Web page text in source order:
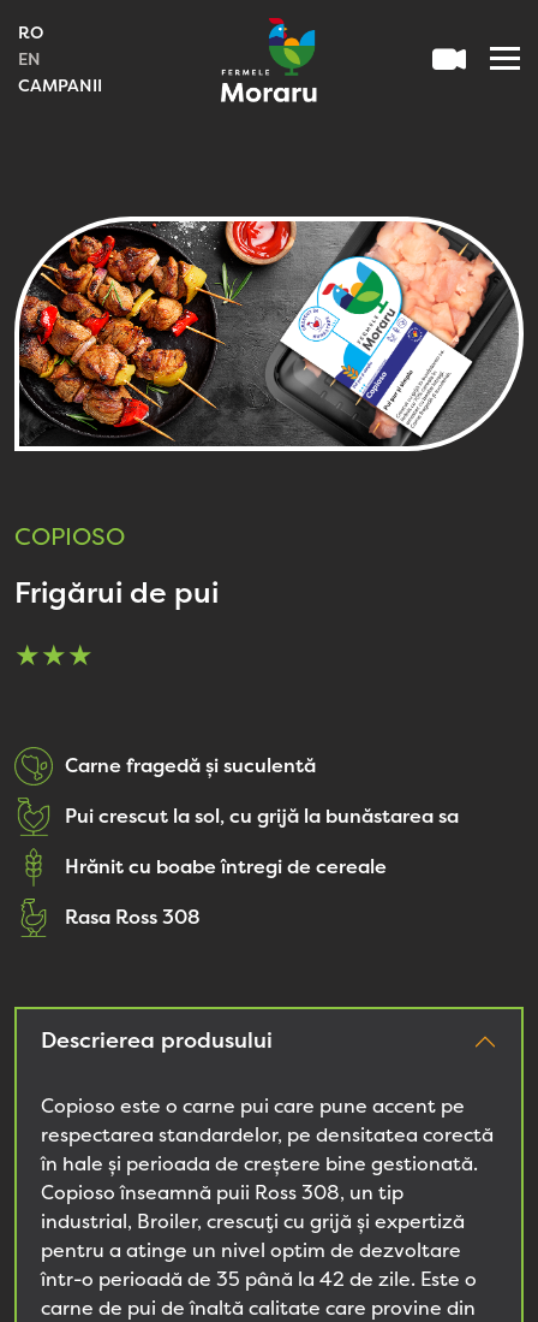
RO
EN
CAMPANII
COPIOSO
Frigărui de pui
★★★
Carne fragedă și suculentă
Pui crescut la sol, cu grijă la bunăstarea sa
Hrănit cu boabe întregi de cereale
Rasa Ross 308
Descrierea produsului
Copioso este o carne pui care pune accent pe
respectarea standardelor, pe densitatea corectă
în hale și perioada de creștere bine gestionată.
Copioso înseamnă puii Ross 308, un tip
industrial, Broiler, crescuți cu grijă și expertiză
pentru a atinge un nivel optim de dezvoltare
într-o perioadă de 35 până la 42 de zile. Este o
carne de pui de înaltă calitate care provine din